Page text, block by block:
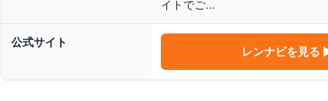
イトでご…
公式サイト
レンナビを見る